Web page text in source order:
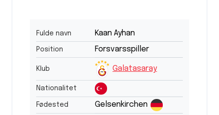
Fulde navn Kaan Ayhan
Position Forsvarsspiller
Klub Galatasaray
Nationalitet
Fødested Gelsenkirchen